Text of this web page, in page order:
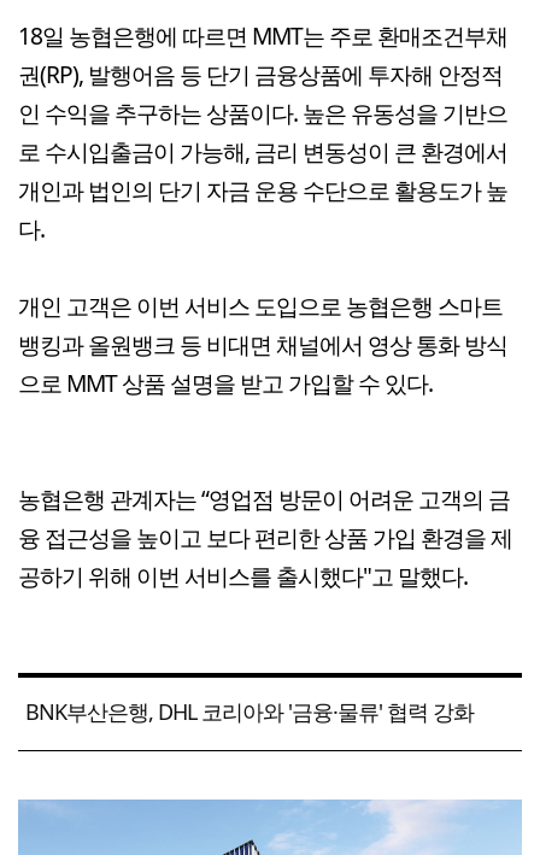
18일 농협은행에 따르면 MMT는 주로 환매조건부채
권(RP), 발행어음 등 단기 금융상품에 투자해 안정적
인 수익을 추구하는 상품이다. 높은 유동성을 기반으
로 수시입출금이 가능해, 금리 변동성이 큰 환경에서
개인과 법인의 단기 자금 운용 수단으로 활용도가 높
다.
개인 고객은 이번 서비스 도입으로 농협은행 스마트
뱅킹과 올원뱅크 등 비대면 채널에서 영상 통화 방식
으로 MMT 상품 설명을 받고 가입할 수 있다.
농협은행 관계자는 “영업점 방문이 어려운 고객의 금
융 접근성을 높이고 보다 편리한 상품 가입 환경을 제
공하기 위해 이번 서비스를 출시했다"고 말했다.
BNK부산은행, DHL 코리아와 '금융·물류' 협력 강화